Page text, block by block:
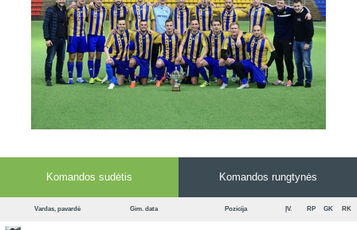
Komandos sudėtis Komandos rungtynės
Vardas, pavardė Gim. data Pozicija ĮV. RP GK RK